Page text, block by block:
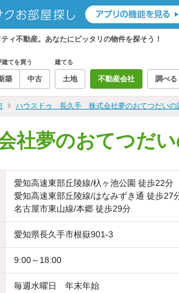
不動産。あなたにピッタリの物件を探そう！
建てを買う
築 中古
建てる
土地 不動産会社 調べる
ハウスドゥ 長久手 株式会社夢のおてつだいの
夢のおてつだい
愛知高速東部丘陵線/杁ヶ池公園 徒歩22分
愛知高速東部丘陵線/はなみずき通 徒歩27
名古屋市東山線/本郷 徒歩29分
愛知県長久手市根嶽901-3
9:00～18:00
毎週水曜日 年末年始